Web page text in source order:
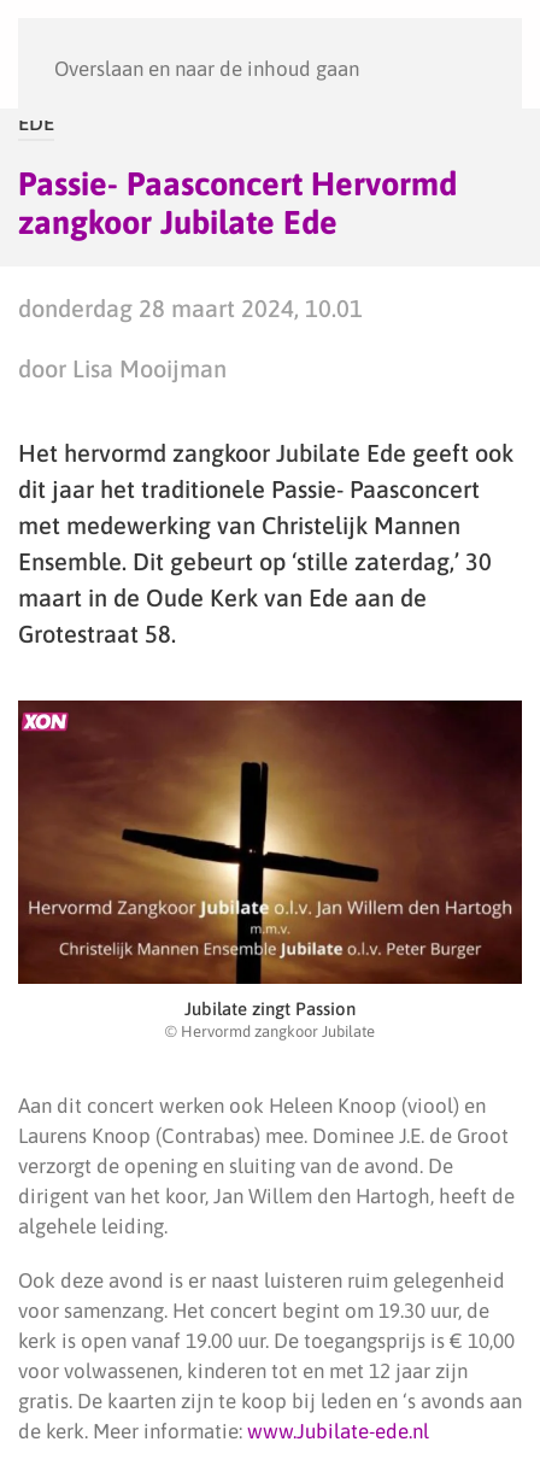
Overslaan en naar de inhoud gaan
EDE
Passie- Paasconcert Hervormd
zangkoor Jubilate Ede
donderdag 28 maart 2024, 10.01
door Lisa Mooijman
Het hervormd zangkoor Jubilate Ede geeft ook
dit jaar het traditionele Passie- Paasconcert
met medewerking van Christelijk Mannen
Ensemble. Dit gebeurt op ‘stille zaterdag,’ 30
maart in de Oude Kerk van Ede aan de
Grotestraat 58.
Jubilate zingt Passion
© Hervormd zangkoor Jubilate
Aan dit concert werken ook Heleen Knoop (viool) en
Laurens Knoop (Contrabas) mee. Dominee J.E. de Groot
verzorgt de opening en sluiting van de avond. De
dirigent van het koor, Jan Willem den Hartogh, heeft de
algehele leiding.
Ook deze avond is er naast luisteren ruim gelegenheid
voor samenzang. Het concert begint om 19.30 uur, de
kerk is open vanaf 19.00 uur. De toegangsprijs is € 10,00
voor volwassenen, kinderen tot en met 12 jaar zijn
gratis. De kaarten zijn te koop bij leden en ‘s avonds aan
de kerk. Meer informatie: www.Jubilate-ede.nl